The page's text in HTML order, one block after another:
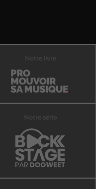
Notre livre
Notre série